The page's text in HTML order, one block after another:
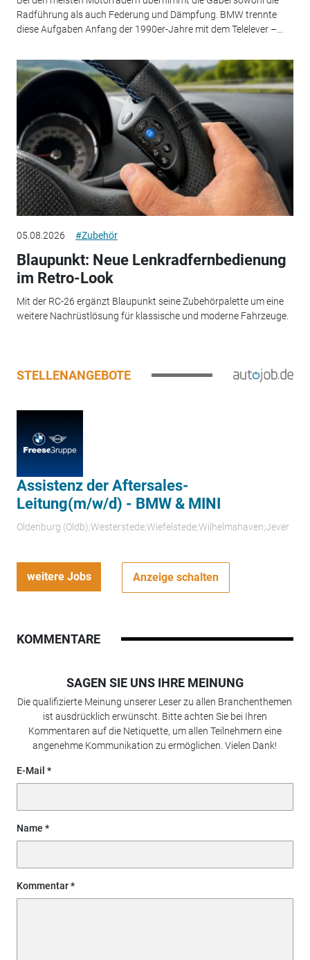
Radführung als auch Federung und Dämpfung. BMW trennte
diese Aufgaben Anfang der 1990er-Jahre mit dem Telelever –...
05.08.2026 #Zubehör
Blaupunkt: Neue Lenkradfernbedienung
im Retro-Look
Mit der RC-26 ergänzt Blaupunkt seine Zubehörpalette um eine
weitere Nachrüstlösung für klassische und moderne Fahrzeuge.
STELLENANGEBOTE
Assistenz der Aftersales-
Leitung(m/w/d) - BMW & MINI
Oldenburg (Oldb);Westerstede;Wiefelstede;Wilhelmshaven;Jever
weitere Jobs Anzeige schalten
KOMMENTARE
SAGEN SIE UNS IHRE MEINUNG
Die qualifizierte Meinung unserer Leser zu allen Branchenthemen
ist ausdrücklich erwünscht. Bitte achten Sie bei Ihren
Kommentaren auf die Netiquette, um allen Teilnehmern eine
angenehme Kommunikation zu ermöglichen. Vielen Dank!
E-Mail
Name
Kommentar